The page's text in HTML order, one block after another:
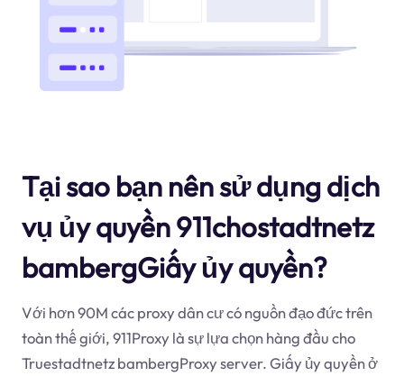
Tại sao bạn nên sử dụng dịch
vụ ủy quyền 911chostadtnetz
bambergGiấy ủy quyền?
Với hơn 90M các proxy dân cư có nguồn đạo đức trên
toàn thế giới, 911Proxy là sự lựa chọn hàng đầu cho
Truestadtnetz bambergProxy server. Giấy ủy quyền ở